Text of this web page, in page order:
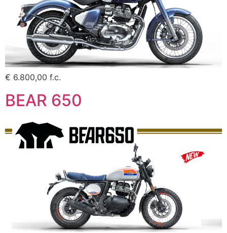
€ 6.800,00 f.c.
BEAR 650